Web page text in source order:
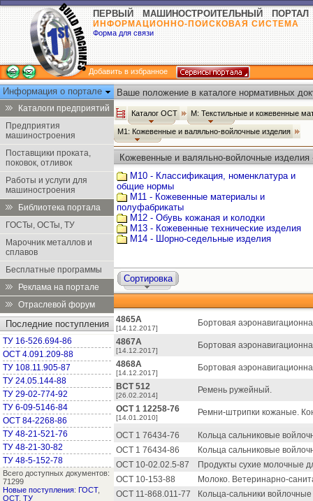
ПЕРВЫЙ МАШИНОСТРОИТЕЛЬНЫЙ ПОРТАЛ
ИНФОРМАЦИОННО-ПОИСКОВАЯ СИСТЕМА
Форма для связи
Добавить в избранное
Информация о портале
Каталоги предприятий
Предприятия
машиностроения
Поставщики проката,
поковок, отливок
Работы и услуги для
машиностроения
Библиотека портала
ГОСТы, ОСТы, ТУ
Марочник металлов и
сплавов
Бесплатные программы
Реклама на портале
Отраслевой форум
Последние поступления
ТУ 16-526.694-86
ОСТ 4.091.209-88
ТУ 108.11.905-87
ТУ 24.05.144-88
ТУ 29-02-774-92
ТУ 6-09-5146-84
ОСТ 84-2268-86
ТУ 48-21-521-76
ТУ 48-21-30-82
ТУ 48-5-152-78
Всего доступных документов:
71299
Новые поступления: ГОСТ,
ОСТ, ТУ
Ваше положение в каталоге нормативных
Каталог ОСТ М: Текстильные и кожевенные
М1: Кожевенные и валяльно-войлочные изделия
Кожевенные и валяльно-войлочные
М10 - Классификация, номенклатура и
общие нормы
М11 - Кожевенные материалы и
полуфабрикаты
М12 - Обувь кожаная и колодки
М13 - Кожевенные технические изделия
М14 - Шорно-седельные изделия
Сортировка
4865А
[14.12.2017]
Бортовая
4867А
[14.12.2017]
Бортовая
4868А
[14.12.2017]
Бортовая
ВСТ 512
[26.02.2014]
Ремень ружейный.
ОСТ 1 12258-76
[14.01.2010]
Ремни-штрипки кожаные.
ОСТ 1 76434-76
Кольца сальниковые
ОСТ 1 76434-86
Кольца сальниковые
ОСТ 10-02.02.5-87
Продукты сухие молочные
ОСТ 10-153-88
Молоко. Ветеринарно-
ОСТ 11-868.011-77
Кольца-сальники